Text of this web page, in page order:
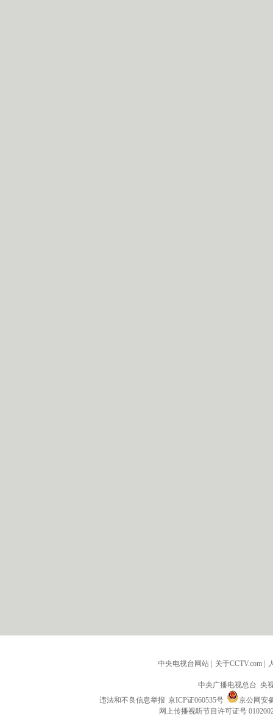
中央电视台网站 关于CCTV.com
中央广播电视总台 央
违法和不良信息举报 京ICP证060535号
京公网安
网上传播视听节目许可证号